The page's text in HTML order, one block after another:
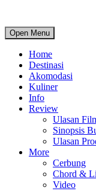
Open Menu
Home
Destinasi
Akomodasi
Kuliner
Info
Review
Ulasan
Sinopsis
Ulasan
More
Cerbung
Chord &
Video